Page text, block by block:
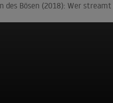
des Bösen (2018): Wer